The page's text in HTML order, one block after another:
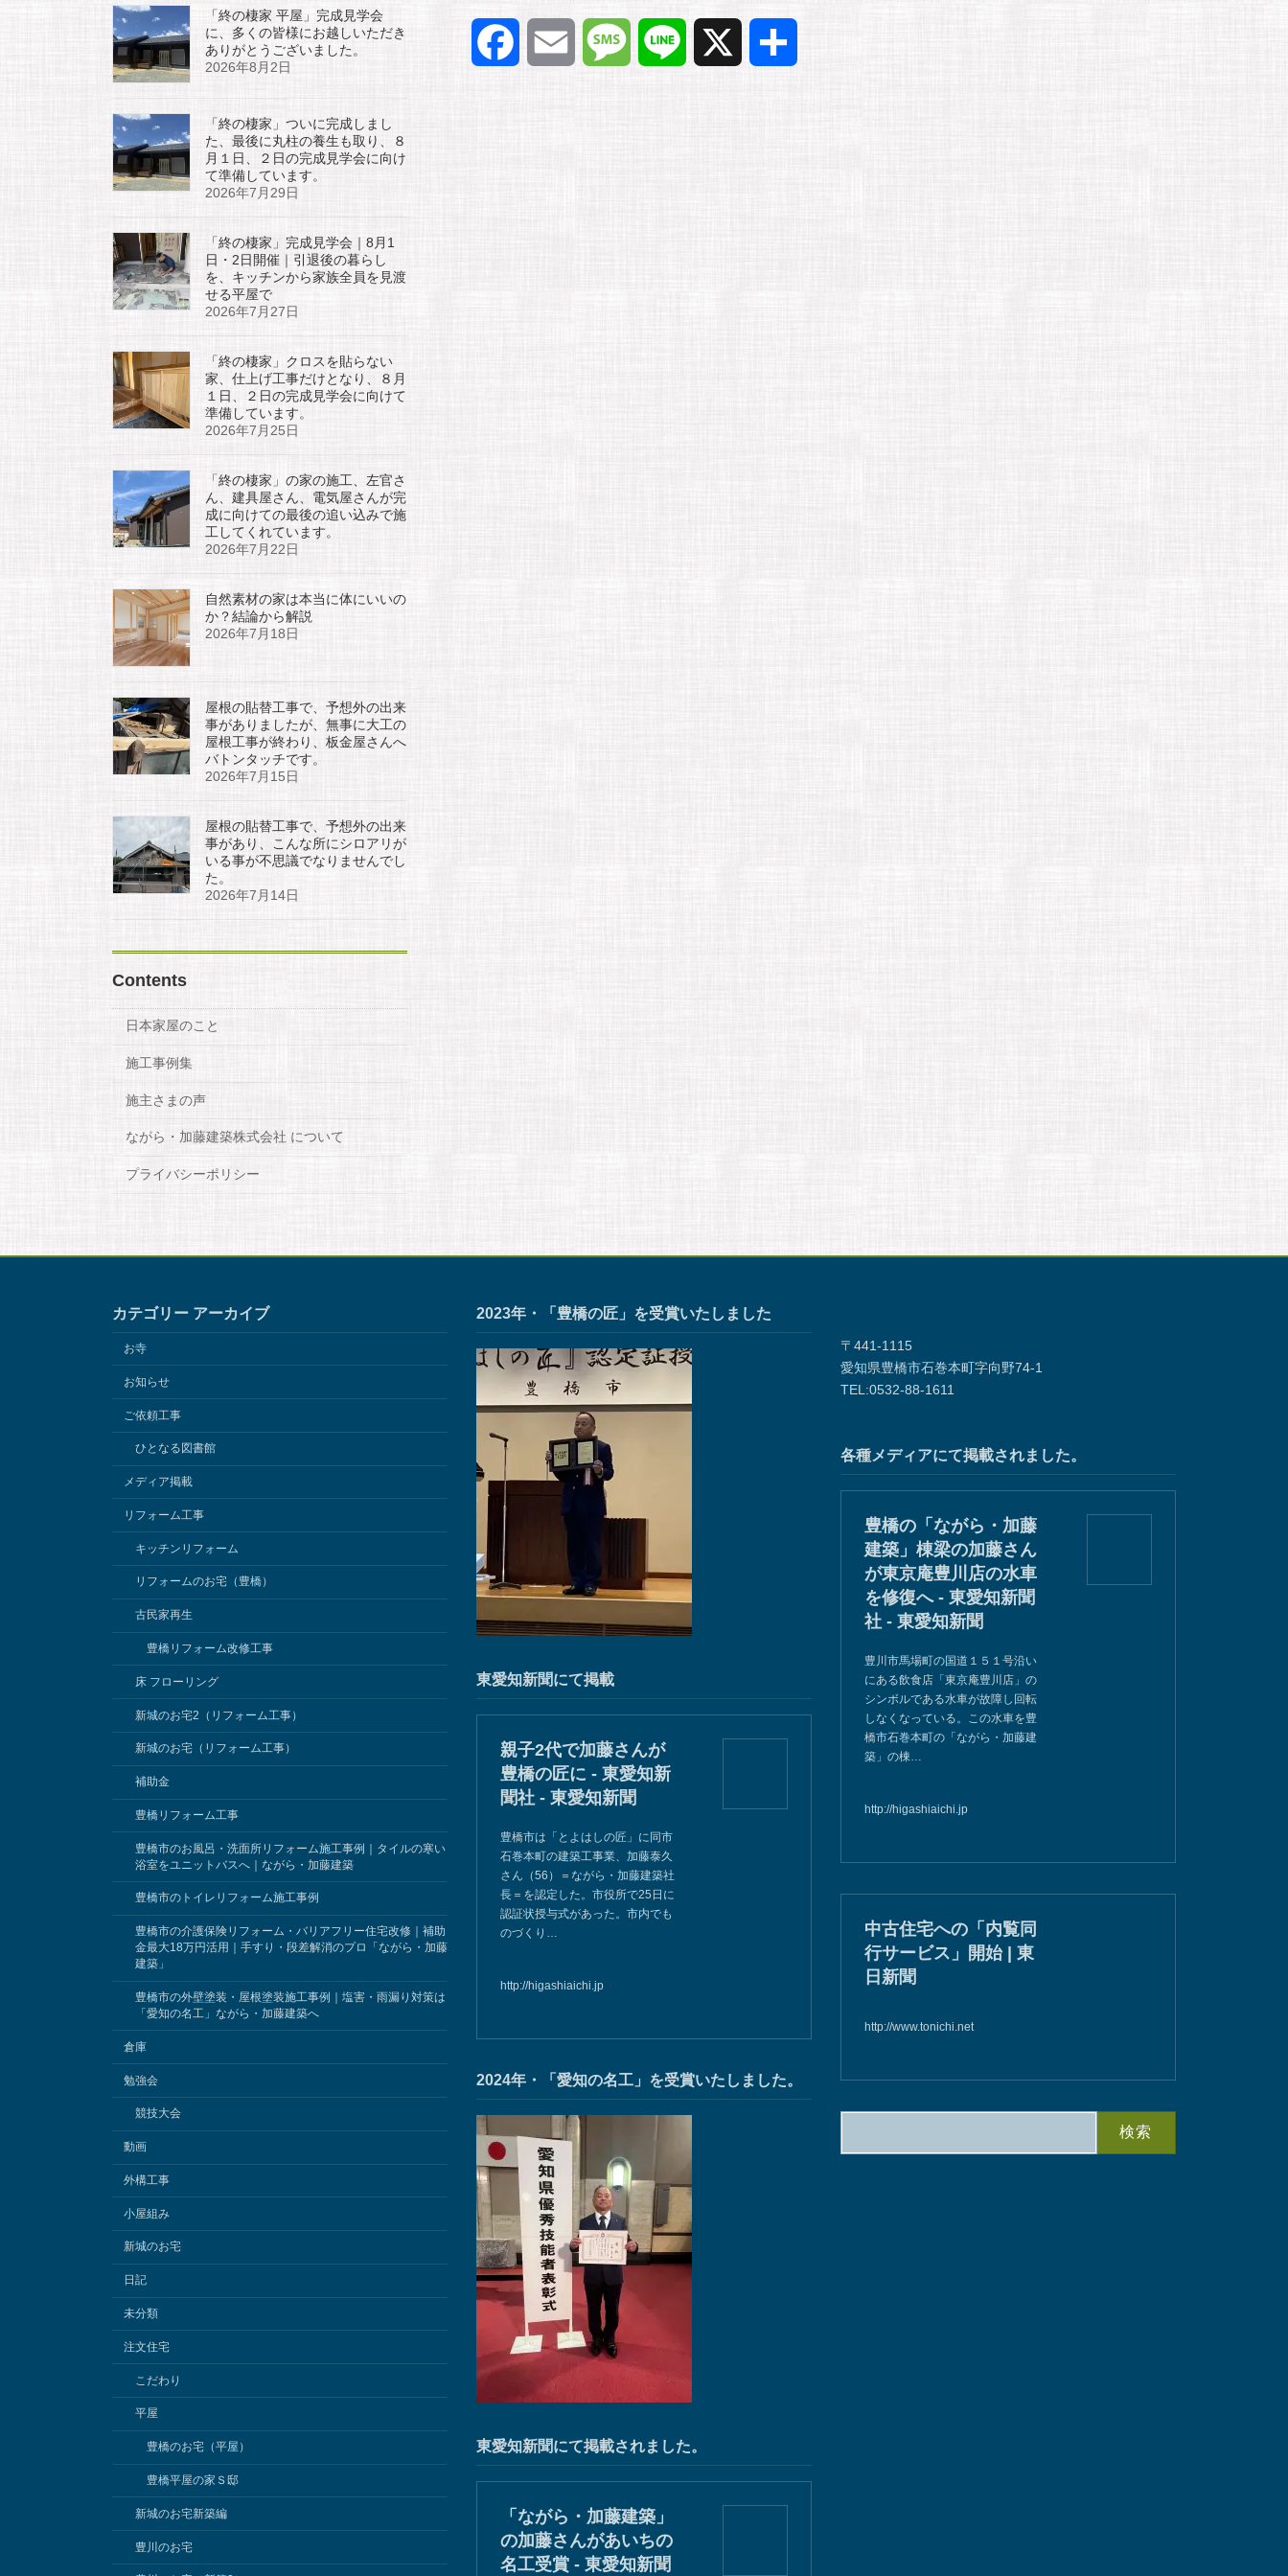
「終の棲家 平屋」完成見学会
に、多くの皆様にお越しいただき
ありがとうございました。
2026年8月2日
「終の棲家」ついに完成しまし
た、最後に丸柱の養生も取り、８
月１日、２日の完成見学会に向け
て準備しています。
2026年7月29日
「終の棲家」完成見学会｜8月1
日・2日開催｜引退後の暮らし
を、キッチンから家族全員を見渡
せる平屋で
2026年7月27日
「終の棲家」クロスを貼らない
家、仕上げ工事だけとなり、８月
１日、２日の完成見学会に向けて
準備しています。
2026年7月25日
「終の棲家」の家の施工、左官さ
ん、建具屋さん、電気屋さんが完
成に向けての最後の追い込みで施
工してくれています。
2026年7月22日
自然素材の家は本当に体にいいの
か？結論から解説
2026年7月18日
屋根の貼替工事で、予想外の出来
事がありましたが、無事に大工の
屋根工事が終わり、板金屋さんへ
バトンタッチです。
2026年7月15日
屋根の貼替工事で、予想外の出来
事があり、こんな所にシロアリが
いる事が不思議でなりませんでし
た。
2026年7月14日
Contents
日本家屋のこと
施工事例集
施主さまの声
ながら・加藤建築株式会社 について
プライバシーポリシー
カテゴリー アーカイブ
お寺
お知らせ
ご依頼工事
ひとなる図書館
メディア掲載
リフォーム工事
キッチンリフォーム
リフォームのお宅（豊橋）
古民家再生
豊橋リフォーム改修工事
床 フローリング
新城のお宅2（リフォーム工事）
新城のお宅（リフォーム工事）
補助金
豊橋リフォーム工事
豊橋市のお風呂・洗面所リフォーム施工事例｜タイルの寒い
浴室をユニットバスへ｜ながら・加藤建築
豊橋市のトイレリフォーム施工事例
豊橋市の介護保険リフォーム・バリアフリー住宅改修｜補助
金最大18万円活用｜手すり・段差解消のプロ「ながら・加藤
建築」
豊橋市の外壁塗装・屋根塗装施工事例｜塩害・雨漏り対策は
「愛知の名工」ながら・加藤建築へ
倉庫
勉強会
競技大会
動画
外構工事
小屋組み
新城のお宅
日記
未分類
注文住宅
こだわり
平屋
豊橋のお宅（平屋）
豊橋平屋の家Ｓ邸
新城のお宅新築編
豊川のお宅
2023年・「豊橋の匠」を受賞いたしました
東愛知新聞にて掲載
親子2代で加藤さんが
豊橋の匠に - 東愛知新
聞社 - 東愛知新聞
豊橋市は「とよはしの匠」に同市
石巻本町の建築工事業、加藤泰久
さん（56）＝ながら・加藤建築社
長＝を認定した。市役所で25日に
認証状授与式があった。市内でも
のづくり…
http://higashiaichi.jp
2024年・「愛知の名工」を受賞いたしました。
東愛知新聞にて掲載されました。
「ながら・加藤建築」
の加藤さんがあいちの
名工受賞 - 東愛知新聞
〒441-1115
愛知県豊橋市石巻本町字向野74-1
TEL:0532-88-1611
各種メディアにて掲載されました。
豊橋の「ながら・加藤
建築」棟梁の加藤さん
が東京庵豊川店の水車
を修復へ - 東愛知新聞
社 - 東愛知新聞
豊川市馬場町の国道１５１号沿い
にある飲食店「東京庵豊川店」の
シンボルである水車が故障し回転
しなくなっている。この水車を豊
橋市石巻本町の「ながら・加藤建
築」の棟…
http://higashiaichi.jp
中古住宅への「内覧同
行サービス」開始 | 東
日新聞
http://www.tonichi.net
検